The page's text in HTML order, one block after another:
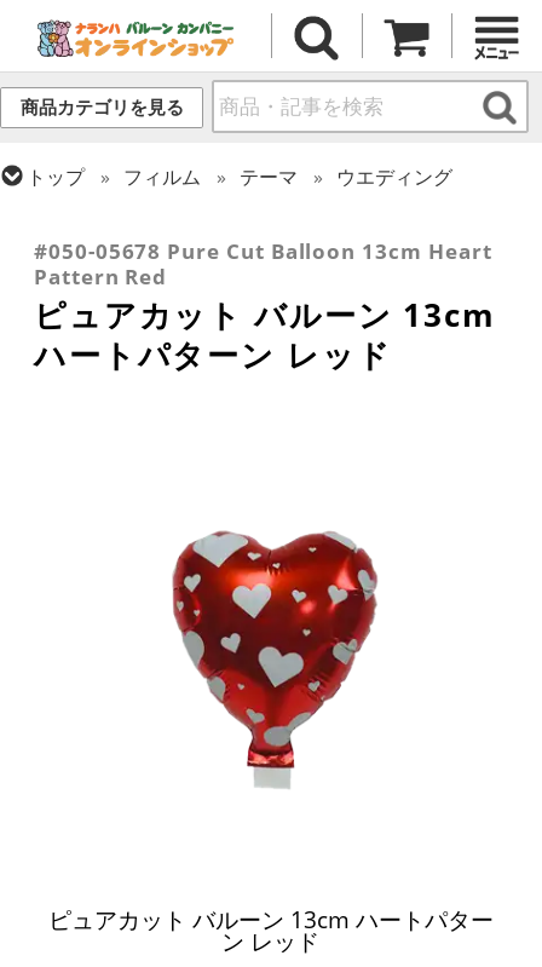
商品カテゴリを見る
トップ フィルム テーマ
ウエディング
#050-05678 Pure Cut Balloon 13cm Heart
Pattern Red
ピュアカット バルーン 13cm
ハートパターン レッド
ピュアカット バルーン 13cm ハートパター
ン レッド